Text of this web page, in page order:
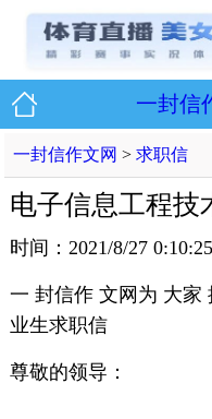
一封信
一封信作文网 >求职信
电子信息工程技
时间：2021/8/27
一 封信作 文网为 大家
业生求职信
尊敬的领导：